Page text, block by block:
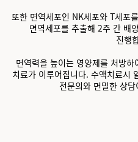
또한 면역세포인 NK세포와 T세포
면역세포를 추출해 2주 간 배
진행
면역력을 높이는 영양제를 처방
치료가 이루어집니다. 수액치료시
전문의와 면밀한 상